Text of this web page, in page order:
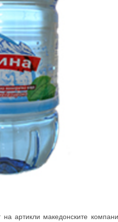
на артикли македонските